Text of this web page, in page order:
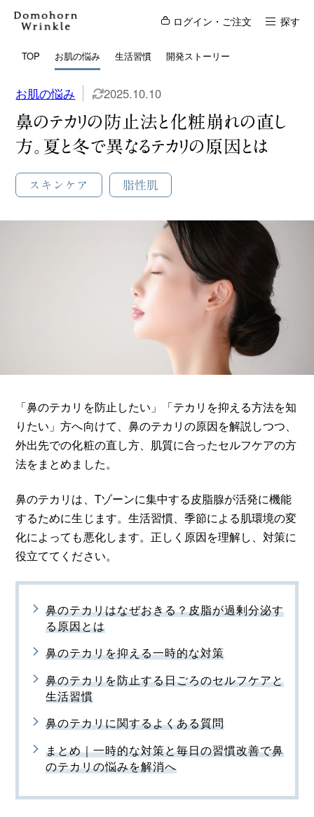
ログイン・ご注文 探す
TOP お肌の悩み 生活習慣 開発ストーリー
お肌の悩み 2025.10.10
鼻のテカリの防止法と化粧崩れの直し
方。夏と冬で異なるテカリの原因とは
スキンケア 脂性肌
「鼻のテカリを防止したい」「テカリを抑える方法を知
りたい」方へ向けて、鼻のテカリの原因を解説しつつ、
外出先での化粧の直し方、肌質に合ったセルフケアの方
法をまとめました。
鼻のテカリは、Tゾーンに集中する皮脂腺が活発に機能
するために生じます。生活習慣、季節による肌環境の変
化によっても悪化します。正しく原因を理解し、対策に
役立ててください。
鼻のテカリはなぜおきる？皮脂が過剰分泌す
る原因とは
鼻のテカリを抑える一時的な対策
鼻のテカリを防止する日ごろのセルフケアと
生活習慣
鼻のテカリに関するよくある質問
まとめ｜一時的な対策と毎日の習慣改善で鼻
のテカリの悩みを解消へ